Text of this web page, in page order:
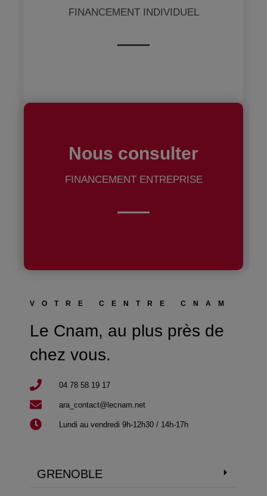
FINANCEMENT INDIVIDUEL
Nous consulter
FINANCEMENT ENTREPRISE
VOTRE CENTRE CNAM
Le Cnam, au plus près de
chez vous.
04 78 58 19 17​
ara_contact@lecnam.net
Lundi au vendredi 9h-12h30 / 14h-17h
GRENOBLE